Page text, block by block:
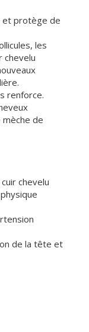
et protège de
les
chevelu
renforce.
de
chevelu
de la tête et